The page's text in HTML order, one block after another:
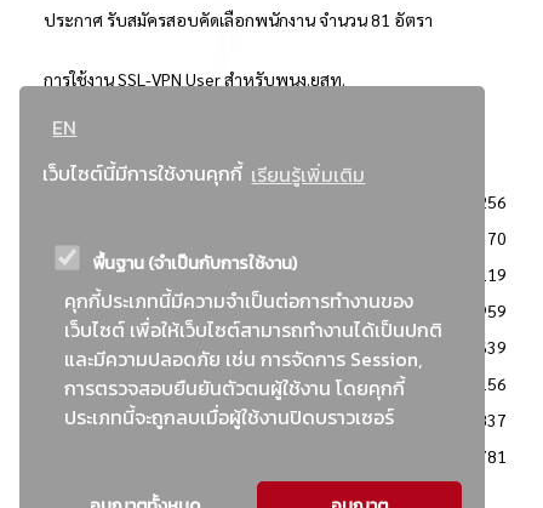
EN
เว็บไซต์นี้มีการใช้งานคุกกี้ เรียนรู้เพิ่มเติม
พื้นฐาน (จำเป็นกับการใช้งาน)
คุกกี้ประเภทนี้มีความจำเป็นต่อการทำงานของ
เว็บไซต์ เพื่อให้เว็บไซต์สามารถทำงานได้เป็นปกติ
และมีความปลอดภัย เช่น การจัดการ Session,
การตรวจสอบยืนยันตัวตนผู้ใช้งาน โดยคุกกี้
ประเภทนี้จะถูกลบเมื่อผู้ใช้งานปิดบราวเซอร์
ประกาศ รับสมัครสอบคัดเลือกพนักงาน จำนวน 81 อัตรา
การใช้งาน SSL-VPN User สำหรับพนง.ยสท.
..ยอดนิยม..
3256
2370
: วิธีเฉพาะเจาะจง
2119
ข่าวสาร/ประกาศ
1959
: เอกสารส่งเสริมความโปร่งใสในการจัดซื้อจัดจ้าง
1639
ข่าวสารจัดซื้อจัดจ้าง
1156
: แผนการจัดซื้อจัดจ้าง
837
781